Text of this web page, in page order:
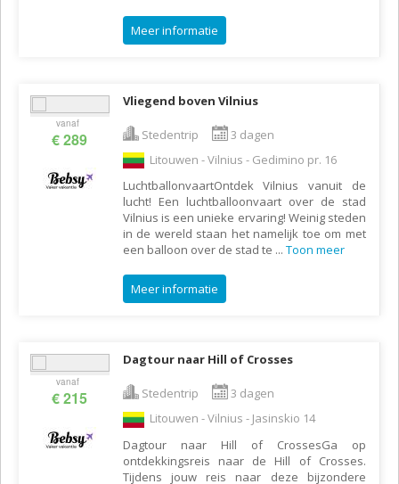
Meer informatie
vanaf
€ 289
Vliegend boven Vilnius
Stedentrip
3 dagen
Litouwen - Vilnius - Gedimino pr. 16
LuchtballonvaartOntdek Vilnius vanuit de
lucht! Een luchtballoonvaart over de stad
Vilnius is een unieke ervaring! Weinig steden
in de wereld staan het namelijk toe om met
een balloon over de stad te ... Toon meer
Meer informatie
vanaf
€ 215
Dagtour naar Hill of Crosses
Stedentrip
3 dagen
Litouwen - Vilnius - Jasinskio 14
Dagtour naar Hill of CrossesGa op
ontdekkingsreis naar de Hill of Crosses.
Tijdens jouw reis naar deze bijzondere